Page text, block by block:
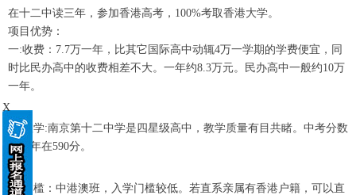
X
在十二中读三年，参加香港高考，100%考取香港大学。
项目优势：
一:收费： 7.7万一年，比其它国际高中动辄4万一学期的学费便宜，同
时比民办高中的收费相差不大。一年约8.3万元。民办高中一般约10万
一年。
二:教学:南京第十二中学是四星级高中，教学质量有目共睹。中考分数
线今年在590分。
三:门槛：中港澳班，入学门槛较低。若直系亲属有香港户籍，可以直